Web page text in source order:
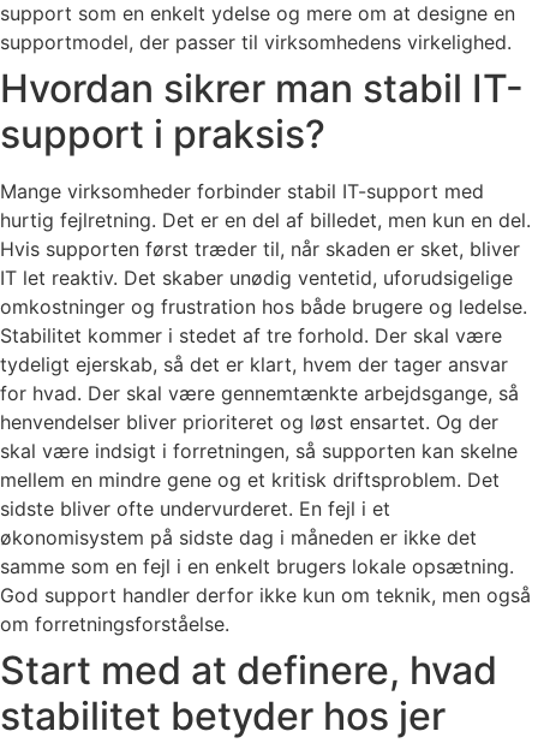
support som en enkelt ydelse og mere om at designe en
supportmodel, der passer til virksomhedens virkelighed.
Hvordan sikrer man stabil IT-
support i praksis?
Mange virksomheder forbinder stabil IT-support med
hurtig fejlretning. Det er en del af billedet, men kun en del.
Hvis supporten først træder til, når skaden er sket, bliver
IT let reaktiv. Det skaber unødig ventetid, uforudsigelige
omkostninger og frustration hos både brugere og ledelse.
Stabilitet kommer i stedet af tre forhold. Der skal være
tydeligt ejerskab, så det er klart, hvem der tager ansvar
for hvad. Der skal være gennemtænkte arbejdsgange, så
henvendelser bliver prioriteret og løst ensartet. Og der
skal være indsigt i forretningen, så supporten kan skelne
mellem en mindre gene og et kritisk driftsproblem. Det
sidste bliver ofte undervurderet. En fejl i et
økonomisystem på sidste dag i måneden er ikke det
samme som en fejl i en enkelt brugers lokale opsætning.
God support handler derfor ikke kun om teknik, men også
om forretningsforståelse.
Start med at definere, hvad
stabilitet betyder hos jer